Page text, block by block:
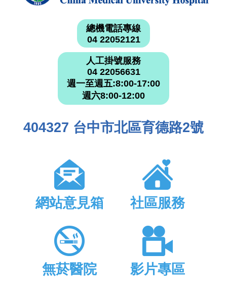
總機電話專線
04 22052121
人工掛號服務
04 22056631
週一至週五:8:00-17:00
週六8:00-12:00
404327 台中市北區育德路2號
網站意見箱 社區服務
無菸醫院 影片專區